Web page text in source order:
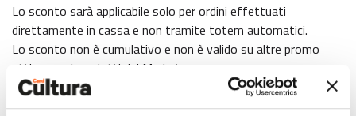
Lo sconto sarà applicabile solo per ordini effettuati
direttamente in cassa e non tramite totem automatici.
Lo sconto non è cumulativo e non è valido su altre promo
attive o sui prodotti del Market.
Bottega Portici 2 Torri è l’innovativo format di Casual Food